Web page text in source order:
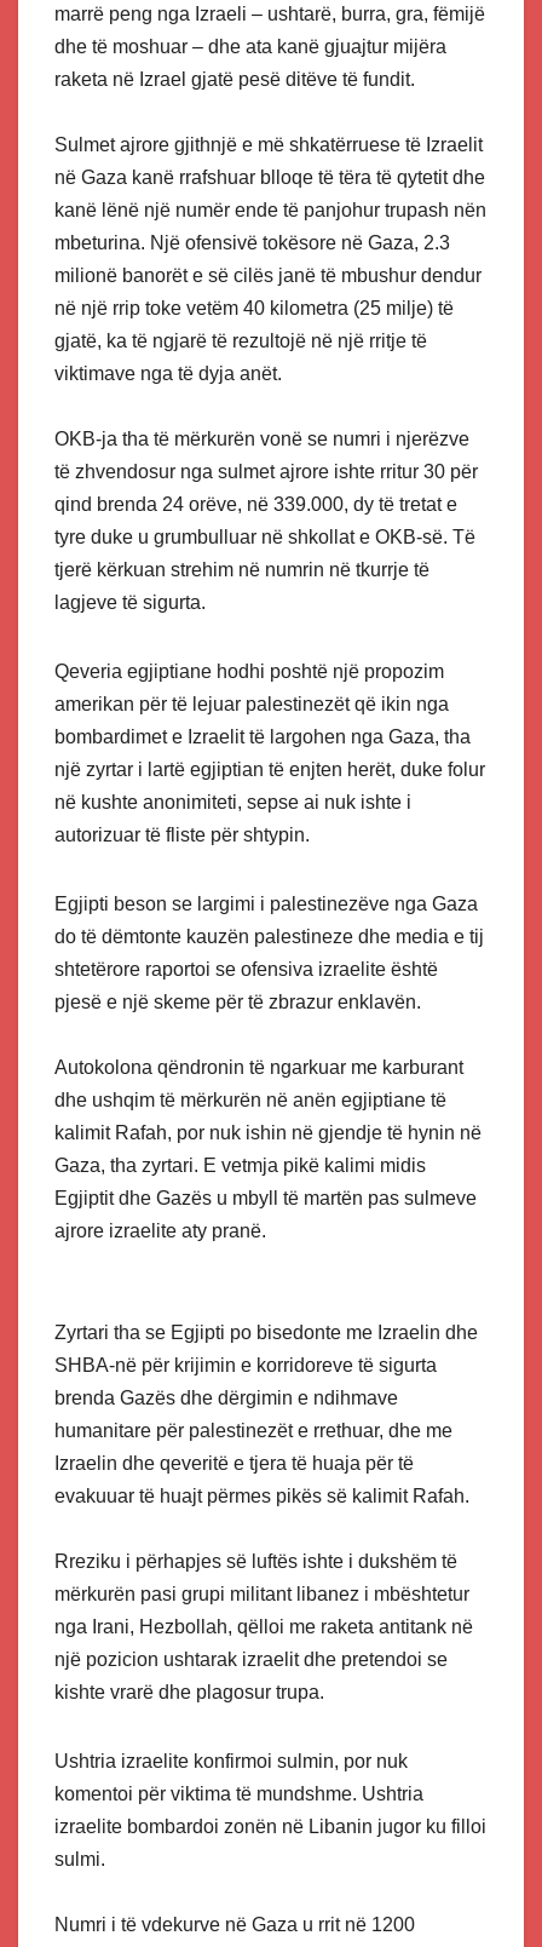
marrë peng nga Izraeli – ushtarë, burra, gra, fëmijë
dhe të moshuar – dhe ata kanë gjuajtur mijëra
raketa në Izrael gjatë pesë ditëve të fundit.
Sulmet ajrore gjithnjë e më shkatërruese të Izraelit
në Gaza kanë rrafshuar blloqe të tëra të qytetit dhe
kanë lënë një numër ende të panjohur trupash nën
mbeturina. Një ofensivë tokësore në Gaza, 2.3
milionë banorët e së cilës janë të mbushur dendur
në një rrip toke vetëm 40 kilometra (25 milje) të
gjatë, ka të ngjarë të rezultojë në një rritje të
viktimave nga të dyja anët.
OKB-ja tha të mërkurën vonë se numri i njerëzve
të zhvendosur nga sulmet ajrore ishte rritur 30 për
qind brenda 24 orëve, në 339.000, dy të tretat e
tyre duke u grumbulluar në shkollat e OKB-së. Të
tjerë kërkuan strehim në numrin në tkurrje të
lagjeve të sigurta.
Qeveria egjiptiane hodhi poshtë një propozim
amerikan për të lejuar palestinezët që ikin nga
bombardimet e Izraelit të largohen nga Gaza, tha
një zyrtar i lartë egjiptian të enjten herët, duke folur
në kushte anonimiteti, sepse ai nuk ishte i
autorizuar të fliste për shtypin.
Egjipti beson se largimi i palestinezëve nga Gaza
do të dëmtonte kauzën palestineze dhe media e tij
shtetërore raportoi se ofensiva izraelite është
pjesë e një skeme për të zbrazur enklavën.
Autokolona qëndronin të ngarkuar me karburant
dhe ushqim të mërkurën në anën egjiptiane të
kalimit Rafah, por nuk ishin në gjendje të hynin në
Gaza, tha zyrtari. E vetmja pikë kalimi midis
Egjiptit dhe Gazës u mbyll të martën pas sulmeve
ajrore izraelite aty pranë.
Zyrtari tha se Egjipti po bisedonte me Izraelin dhe
SHBA-në për krijimin e korridoreve të sigurta
brenda Gazës dhe dërgimin e ndihmave
humanitare për palestinezët e rrethuar, dhe me
Izraelin dhe qeveritë e tjera të huaja për të
evakuuar të huajt përmes pikës së kalimit Rafah.
Rreziku i përhapjes së luftës ishte i dukshëm të
mërkurën pasi grupi militant libanez i mbështetur
nga Irani, Hezbollah, qëlloi me raketa antitank në
një pozicion ushtarak izraelit dhe pretendoi se
kishte vrarë dhe plagosur trupa.
Ushtria izraelite konfirmoi sulmin, por nuk
komentoi për viktima të mundshme. Ushtria
izraelite bombardoi zonën në Libanin jugor ku filloi
sulmi.
Numri i të vdekurve në Gaza u rrit në 1200